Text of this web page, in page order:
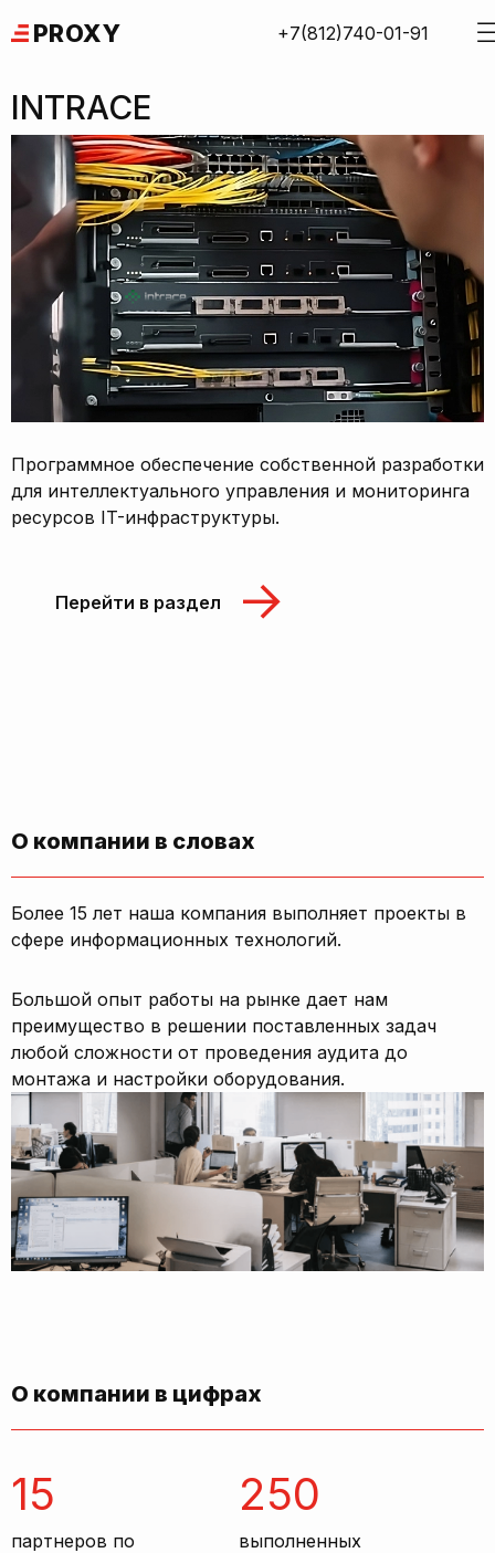
to
PROXY +7(812)740-01-91
INTRACE
Программное обеспечение собственной разработки
для интеллектуального управления и мониторинга
ресурсов IT-инфраструктуры.
Перейти в раздел
О компании в словах
Более 15 лет наша компания выполняет проекты в
сфере информационных технологий.
Большой опыт работы на рынке дает нам
преимущество в решении поставленных задач
любой сложности от проведения аудита до
монтажа и настройки оборудования.
О компании в цифрах
15
партнеров по
250
выполненных